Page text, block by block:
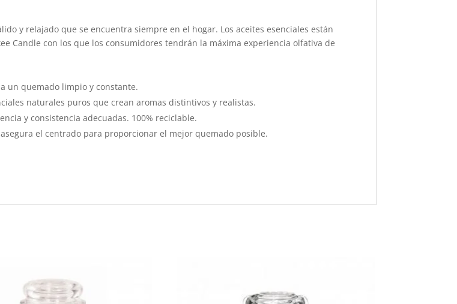
y relajado que se encuentra siempre en el hogar. Los aceites esenciales están
Candle con los que los consumidores tendrán la máxima experiencia olfativa de
un quemado limpio y constante.
naturales puros que crean aromas distintivos y realistas.
y consistencia adecuadas. 100% reciclable.
el centrado para proporcionar el mejor quemado posible.